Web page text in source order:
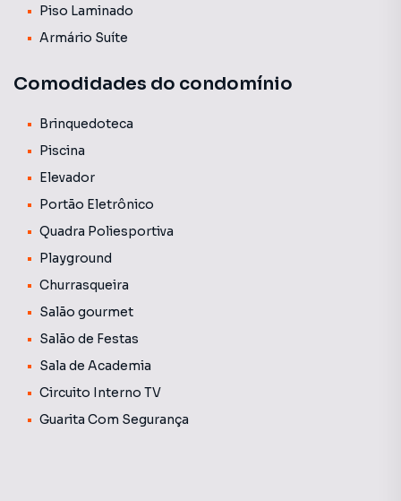
Piso Laminado
Armário Suíte
Comodidades do condomínio
Brinquedoteca
Piscina
Elevador
Portão Eletrônico
Quadra Poliesportiva
Playground
Churrasqueira
Salão gourmet
Salão de Festas
Sala de Academia
Circuito Interno TV
Guarita Com Segurança